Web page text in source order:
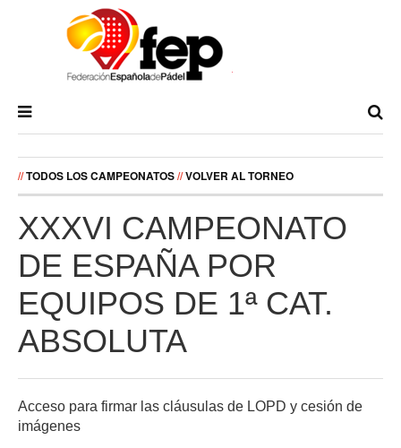
//TODOS LOS CAMPEONATOS//VOLVER AL TORNEO
XXXVI CAMPEONATO
DE ESPAÑA POR
EQUIPOS DE 1ª CAT.
ABSOLUTA
Acceso para firmar las cláusulas de LOPD y cesión de
imágenes